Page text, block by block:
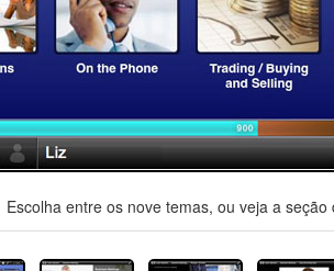
Escolha entre os nove temas, ou veja a